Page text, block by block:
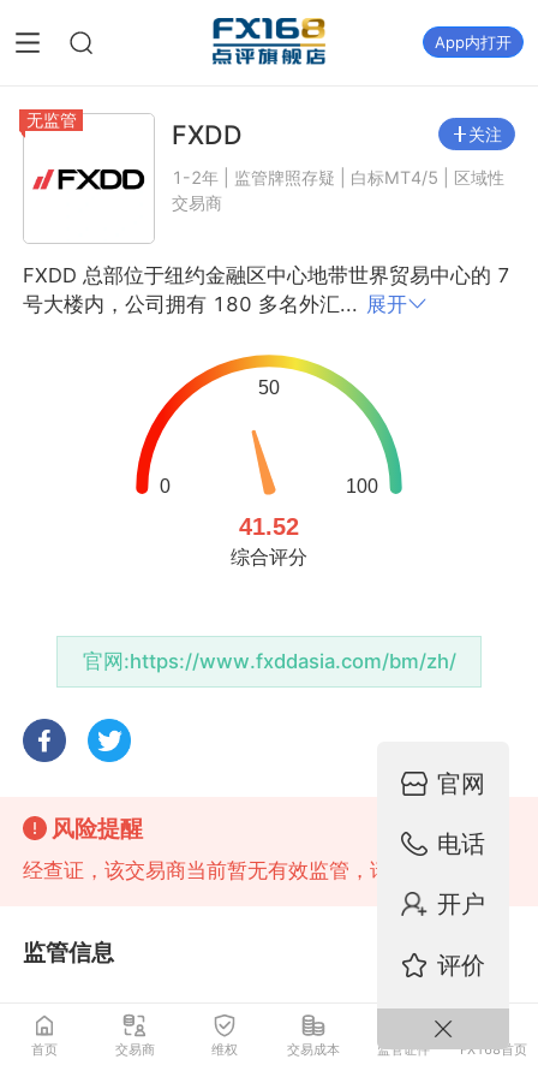
App内打开
无监管 FXDD 关注
1-2年 | 监管牌照存疑 | 白标MT4/5 | 区域性
交易商
FXDD 总部位于纽约金融区中心地带世界贸易中心的 7
号大楼内，公司拥有 180 多名外汇... 展开
官网:https://www.fxddasia.com/bm/zh/
风险提醒
经查证，该交易商当前暂无有效监管，请注意风险！
监管信息
官网
电话
开户
评价
首页 交易商 维权 交易成本 监管证件 FX168首页